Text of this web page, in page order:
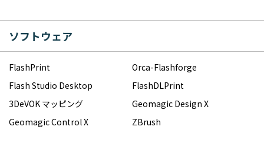
ソフトウェア
FlashPrint
Orca-Flashforge
Flash Studio Desktop
FlashDLPrint
3DeVOK マッピング
Geomagic Design X
Geomagic Control X
ZBrush